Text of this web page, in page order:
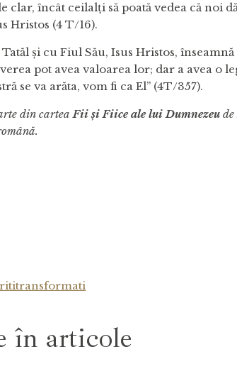
clar, încât ceilalți să poată vedea că
Hristos (4 T/16).
Tatăl și cu Fiul Său, Isus Hristos,
pot avea valoarea lor; dar a avea o
se va arăta, vom fi ca El” (4T/357).
din carteaFii și Fiice ale lui Dumnezeu
transformati
în articole